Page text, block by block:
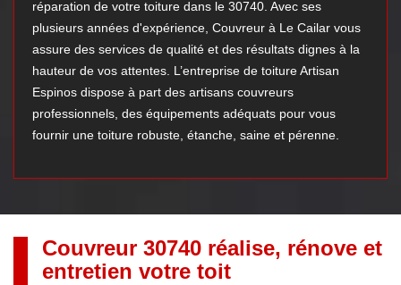
réparation de votre toiture dans le 30740. Avec ses
plusieurs années d'expérience, Couvreur à Le Cailar vous
assure des services de qualité et des résultats dignes à la
hauteur de vos attentes. L’entreprise de toiture Artisan
Espinos dispose à part des artisans couvreurs
professionnels, des équipements adéquats pour vous
fournir une toiture robuste, étanche, saine et pérenne.
Couvreur 30740 réalise, rénove et
entretien votre toit